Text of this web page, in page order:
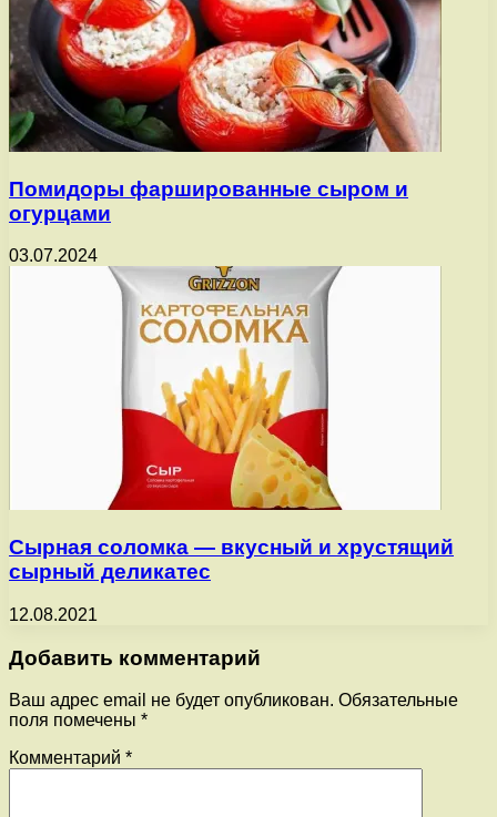
Помидоры фаршированные сыром и
огурцами
03.07.2024
Сырная соломка — вкусный и хрустящий
сырный деликатес
12.08.2021
Добавить комментарий
Ваш адрес email не будет опубликован. Обязательные
поля помечены *
Комментарий *